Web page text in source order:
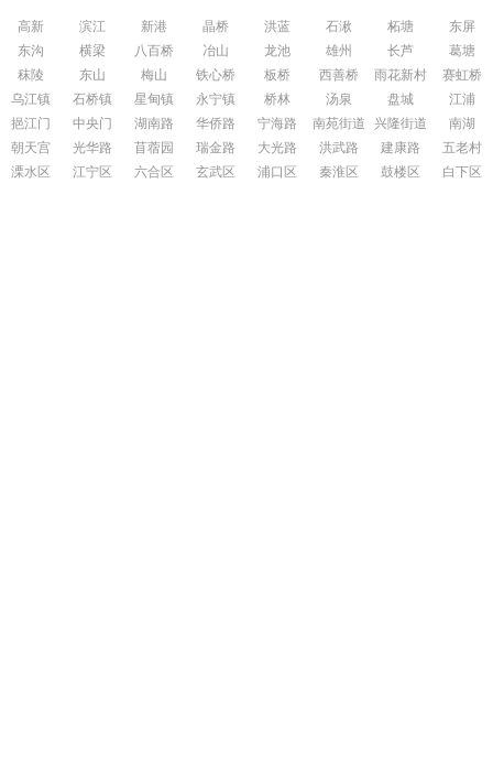
高新 滨江 新港 晶桥 洪蓝 石湫 柘塘
东屏
东沟
横梁 八百桥 冶山 龙池 雄州 长芦
葛塘
秣陵
东山 梅山 铁心桥 板桥 西善桥 雨花新村
赛虹桥
乌江镇
石桥镇 星甸镇 永宁镇 桥林 汤泉 盘城
江浦
挹江门
中央门 湖南路 华侨路 宁海路 南苑街道 兴隆街道
南湖
朝天宫
光华路 苜蓿园 瑞金路 大光路 洪武路 建康路
五老村
溧水区
江宁区 六合区 玄武区 浦口区 秦淮区 鼓楼区 白下区